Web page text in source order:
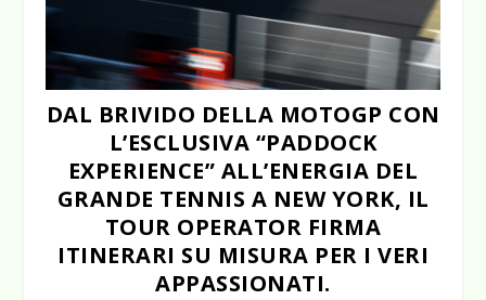
DAL BRIVIDO DELLA MOTOGP CON
L’ESCLUSIVA “PADDOCK
EXPERIENCE” ALL’ENERGIA DEL
GRANDE TENNIS A NEW YORK, IL
TOUR OPERATOR FIRMA
ITINERARI SU MISURA PER I VERI
APPASSIONATI.